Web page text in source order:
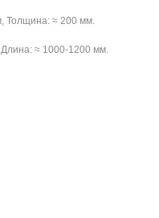
Толщина: ≈ 200 мм.
≈ 1000-1200 мм.